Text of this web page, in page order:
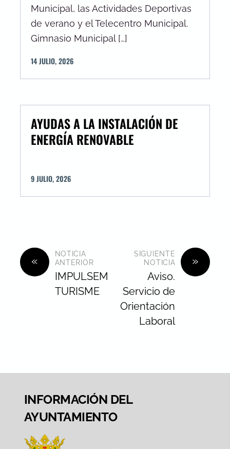
Municipal, las Actividades Deportivas
de verano y el Telecentro Municipal.
Gimnasio Municipal […]
14 JULIO,2026
AYUDAS A LA INSTALACIÓN DE
ENERGÍA RENOVABLE
9 JULIO,2026
«
NOTICIA
ANTERIOR
IMPULSEM
TURISME
»
SIGUIENTE
NOTICIA
Aviso.
Servicio de
Orientación
Laboral
INFORMACIÓN DEL
AYUNTAMIENTO